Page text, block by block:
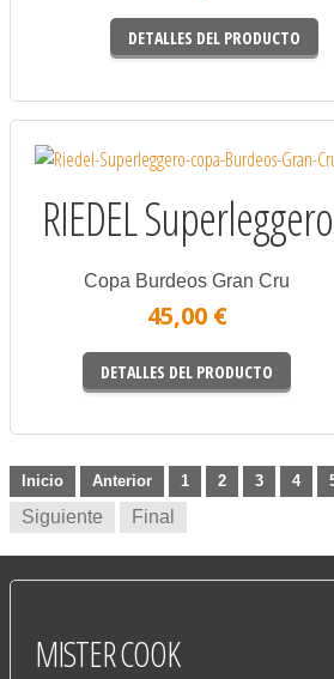
DETALLES DEL PRODUCTO
RIEDEL Superleggero
Copa Burdeos Gran Cru
45,00 €
DETALLES DEL PRODUCTO
Inicio Anterior 1 2 3 4
Siguiente
Final
MISTERCOOK